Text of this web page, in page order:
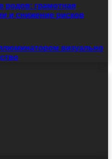
родов: грамотная
и снижение рисков
визуально